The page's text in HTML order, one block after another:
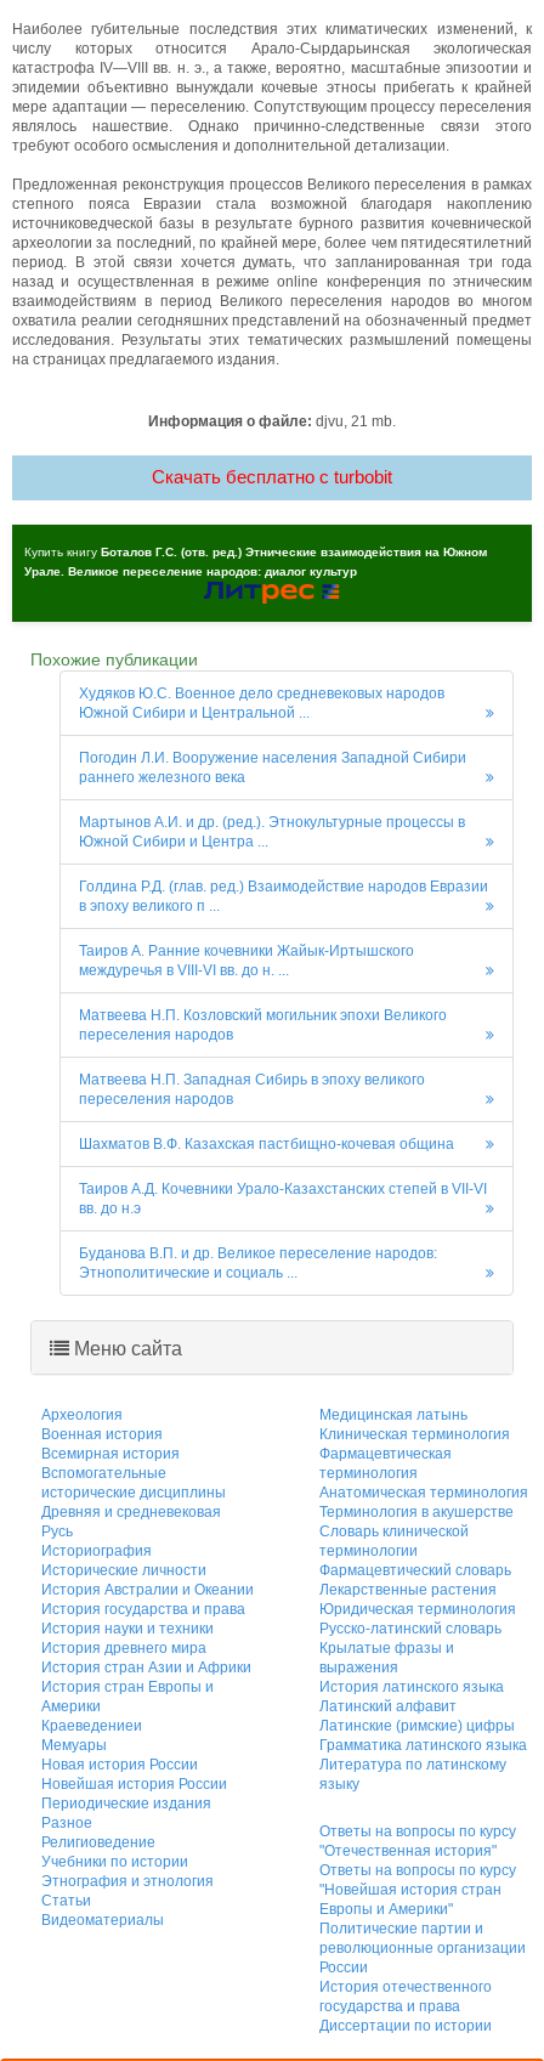
Наиболее губительные последствия этих климатических изменений, к
числу которых относится Арало-Сырдарьинская экологическая
катастрофа IV—VIII вв. н. э., а также, вероятно, масштабные эпизоотии и
эпидемии объективно вынуждали кочевые этносы прибегать к крайней
мере адаптации — переселению. Сопутствующим процессу переселения
являлось нашествие. Однако причинно-следственные связи этого
требуют особого осмысления и дополнительной детализации.
Предложенная реконструкция процессов Великого переселения в рамках
степного пояса Евразии стала возможной благодаря накоплению
источниковедческой базы в результате бурного развития кочевнической
археологии за последний, по крайней мере, более чем пятидесятилетний
период. В этой связи хочется думать, что запланированная три года
назад и осуществленная в режиме online конференция по этническим
взаимодействиям в период Великого переселения народов во многом
охватила реалии сегодняшних представлений на обозначенный предмет
исследования. Результаты этих тематических размышлений помещены
на страницах предлагаемого издания.
Информация о файле: djvu, 21 mb.
Скачать бесплатно c turbobit
Купить книгу Боталов Г.С. (отв. ред.) Этнические взаимодействия на Южном
Урале. Великое переселение народов: диалог культур
Похожие публикации
Худяков Ю.С. Военное дело средневековых народов
Южной Сибири и Центральной ...
Погодин Л.И. Вооружение населения Западной Сибири
раннего железного века
Мартынов А.И. и др. (ред.). Этнокультурные процессы в
Южной Сибири и Центра ...
Голдина Р.Д. (глав. ред.) Взаимодействие народов Евразии
в эпоху великого п ...
Таиров А. Ранние кочевники Жайык-Иртышского
междуречья в VIII-VI вв. до н. ...
Матвеева Н.П. Козловский могильник эпохи Великого
переселения народов
Матвеева Н.П. Западная Сибирь в эпоху великого
переселения народов
Шахматов В.Ф. Казахская пастбищно-кочевая община
Таиров А.Д. Кочевники Урало-Казахстанских степей в VII-VI
вв. до н.э
Буданова В.П. и др. Великое переселение народов:
Этнополитические и социаль ...
Меню сайта
Археология
Военная история
Всемирная история
Вспомогательные
исторические дисциплины
Древняя и средневековая
Русь
Историография
Исторические личности
История Австралии и Океании
История государства и права
История науки и техники
История древнего мира
История стран Азии и Африки
История стран Европы и
Америки
Краеведениеи
Мемуары
Новая история России
Новейшая история России
Периодические издания
Разное
Религиоведение
Учебники по истории
Этнография и этнология
Статьи
Видеоматериалы
Медицинская латынь
Клиническая терминология
Фармацевтическая
терминология
Анатомическая терминология
Терминология в акушерстве
Словарь клинической
терминологии
Фармацевтический словарь
Лекарственные растения
Юридическая терминология
Русско-латинский словарь
Крылатые фразы и
выражения
История латинского языка
Латинский алфавит
Латинские (римские) цифры
Грамматика латинского языка
Литература по латинскому
языку
Ответы на вопросы по курсу
"Отечественная история"
Ответы на вопросы по курсу
"Новейшая история стран
Европы и Америки"
Политические партии и
революционные организации
России
История отечественного
государства и права
Диссертации по истории